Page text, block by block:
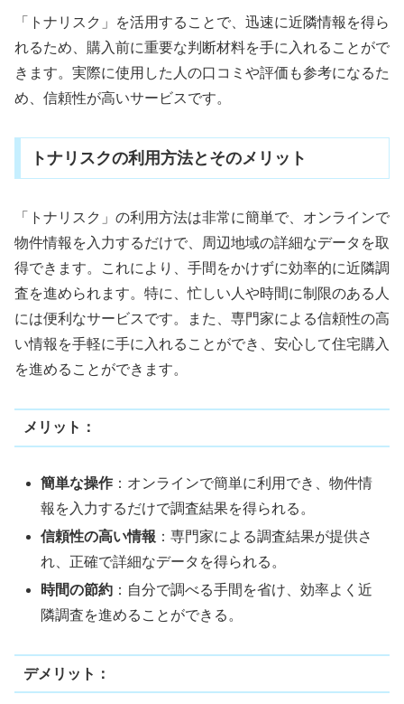
「トナリスク」を活用することで、迅速に近隣情報を得ら
れるため、購入前に重要な判断材料を手に入れることがで
きます。実際に使用した人の口コミや評価も参考になるた
め、信頼性が高いサービスです。
トナリスクの利用方法とそのメリット
「トナリスク」の利用方法は非常に簡単で、オンラインで
物件情報を入力するだけで、周辺地域の詳細なデータを取
得できます。これにより、手間をかけずに効率的に近隣調
査を進められます。特に、忙しい人や時間に制限のある人
には便利なサービスです。また、専門家による信頼性の高
い情報を手軽に手に入れることができ、安心して住宅購入
を進めることができます。
メリット：
簡単な操作 ：オンラインで簡単に利用でき、物件情
報を入力するだけで調査結果を得られる。
信頼性の高い情報 ：専門家による調査結果が提供さ
れ、正確で詳細なデータを得られる。
時間の節約 ：自分で調べる手間を省け、効率よく近
隣調査を進めることができる。
デメリット：